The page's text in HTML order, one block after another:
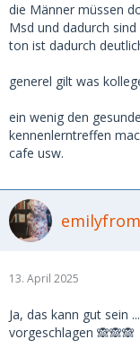
die Männer müssen
Msd und dadurch
ton ist dadurch
generel gilt was
ein wenig den
kennenlerntreffen
cafe usw.
13. April 2025
Ja, das kann gut sein
vorgeschlagen 🙈🙈🙈